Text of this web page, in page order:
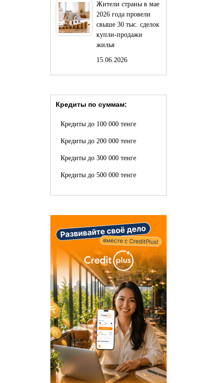
Жители страны в мае
2026 года провели
свыше 30 тыс. сделок
купли-продажи
жилья
15.06.2026
Кредиты по суммам:
Кредиты до 100 000 тенге
Кредиты до 200 000 тенге
Кредиты до 300 000 тенге
Кредиты до 500 000 тенге